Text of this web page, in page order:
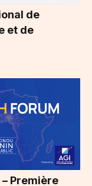
de
et de
Première